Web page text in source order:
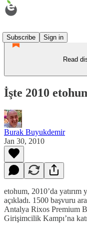
Subscribe
Sign in
Read
İşte 2010
Burak Buyukdemir
Jan 30, 2010
etohum, 2010’da
açıkladı. 1500 başvuru
Antalya Rixos Premium
Girişimcilik Kampı’na